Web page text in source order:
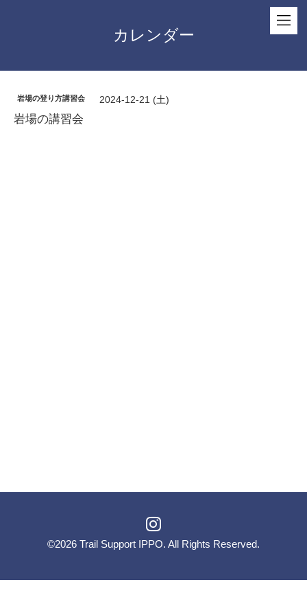
カレンダー
岩場の登り方講習会 2024-12-21 (土)
岩場の講習会
©2026 Trail Support IPPO. All Rights Reserved.